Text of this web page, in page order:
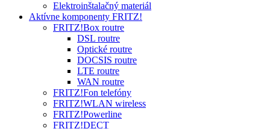
Elektroinštalačný materiál
Aktívne komponenty FRITZ!
FRITZ!Box routre
DSL routre
Optické routre
DOCSIS routre
LTE routre
WAN routre
FRITZ!Fon telefóny
FRITZ!WLAN wireless
FRITZ!Powerline
FRITZ!DECT